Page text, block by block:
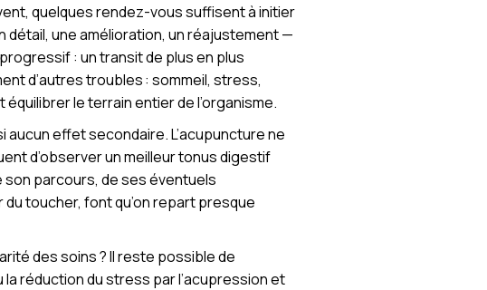
quelques rendez-vous suffisent à initier
détail, une amélioration, un réajustement —
: un transit de plus en plus
d’autres troubles : sommeil, stress,
le terrain entier de l’organisme.
aucun effet secondaire. L’acupuncture ne
d’observer un meilleur tonus digestif
son parcours, de ses éventuels
toucher, font qu’on repart presque
des soins ? Il reste possible de
la réduction du stress par l’acupression et